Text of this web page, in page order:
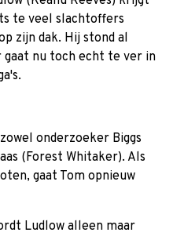
te veel slachtoffers
zijn dak. Hij stond al
gaat nu toch echt te ver in
onderzoeker Biggs
(Forest Whitaker). Als
gaat Tom opnieuw
Ludlow alleen maar